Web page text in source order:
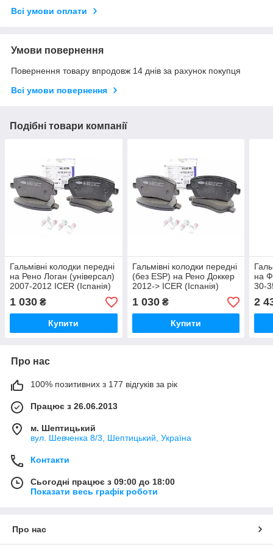
Всі умови оплати
Умови повернення
Повернення товару впродовж 14 днів за рахунок покупця
Всі умови повернення
Подібні товари компанії
Гальмівні колодки передні
на Рено Логан (універсал)
2007-2012 ICER (Іспанія)
181534700
1 030 ₴
Купити
Гальмівні колодки передні
(без ESP) на Рено Доккер
2012-> ICER (Іспанія)
181534700
1 030₴
Купити
на
30-
2
Про нас
100% позитивних з 177 відгуків за рік
Працює з 26.06.2013
м. Шептицький
вул. Шевченка 8/3, Шептицький, Україна
Контакти
Сьогодні працює з 09:00 до 18:00
Показати весь графік роботи
Про нас